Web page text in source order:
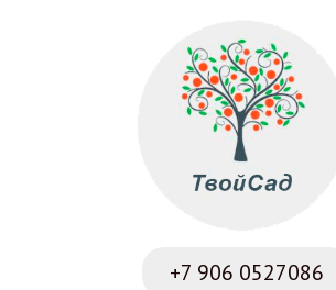
+7 906 0527086